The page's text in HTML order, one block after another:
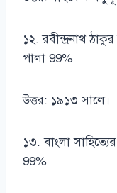
১২. রবীন্দ্রনাথ
পালা 99%
উত্তর: ১৯১৩ সালে।
১৩. বাংলা
99%